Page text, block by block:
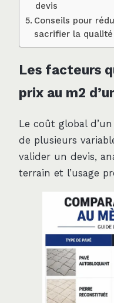
devis
Conseils pour
sacrifier la qualité
Les facteurs
prix au m2
Le coût global
de plusieurs
valider un devis,
terrain et l’usage